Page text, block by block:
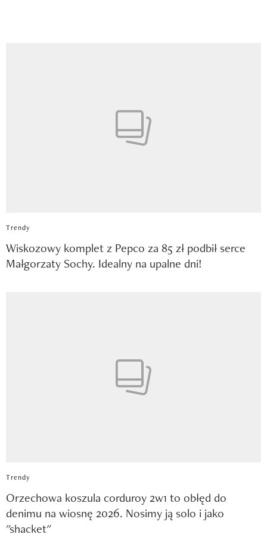
Trendy
Wiskozowy komplet z Pepco za 85 zł podbił serce
Małgorzaty Sochy. Idealny na upalne dni!
Trendy
Orzechowa koszula corduroy 2w1 to obłęd do
denimu na wiosnę 2026. Nosimy ją solo i jako
"shacket"